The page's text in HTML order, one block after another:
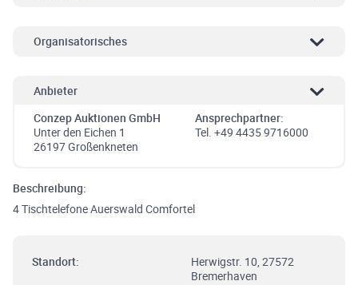
Organisatorisches
Anbieter
Conzep Auktionen GmbH
Unter den Eichen 1
26197 Großenkneten
Ansprechpartner:
Tel. +49 4435 9716000
Beschreibung:
4 Tischtelefone Auerswald Comfortel
Standort:
Herwigstr. 10, 27572
Bremerhaven